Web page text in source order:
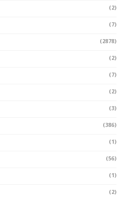
(2)
(7)
(2878)
(2)
(7)
(2)
(3)
(386)
(1)
(56)
(1)
(2)